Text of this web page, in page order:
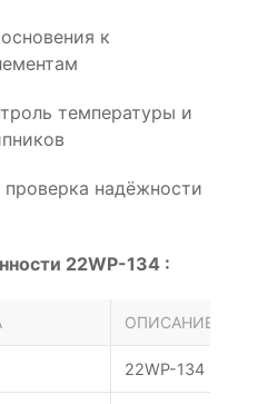
к
температуры и
надёжности
22WP-134 :
ОПИСАНИЕ
22WP-134